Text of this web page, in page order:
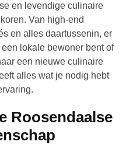
en levendige culinaire
Van high-end
en alles daartussenin, er
lokale bewoner bent of
een nieuwe culinaire
alles wat je nodig hebt
Roosendaalse